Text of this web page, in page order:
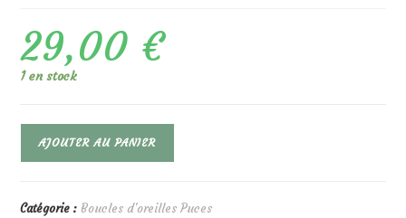
29,00 €
1 en stock
Pailletté
AJOUTER AU PANIER
Catégorie : Boucles d'oreilles Puces